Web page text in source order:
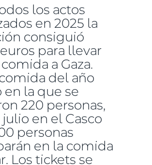
los actos
en 2025 la
consiguió
para llevar
a Gaza.
del año
en la que se
220 personas,
julio en el Casco
personas
en la comida
Los tickets se